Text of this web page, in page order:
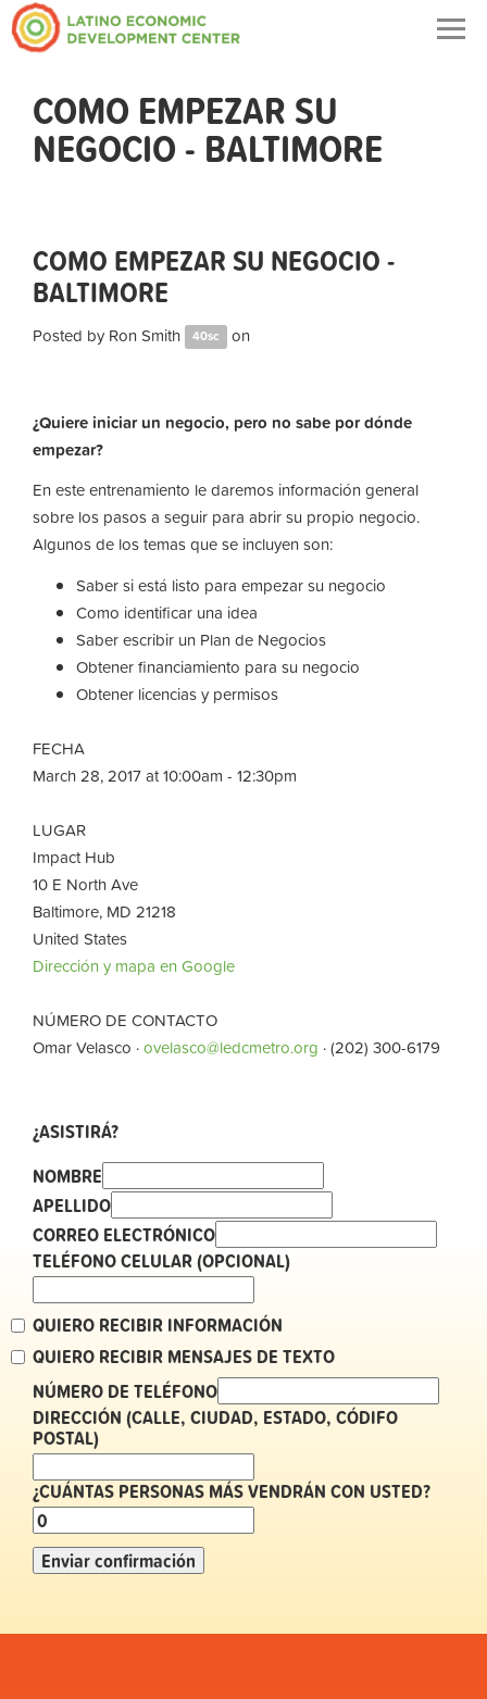
COMO EMPEZAR SU
NEGOCIO - BALTIMORE
COMO EMPEZAR SU NEGOCIO -
BALTIMORE
Posted by Ron Smith 40sc on
¿Quiere iniciar un negocio, pero no sabe por dónde
empezar?
En este entrenamiento le daremos información general
sobre los pasos a seguir para abrir su propio negocio.
Algunos de los temas que se incluyen son:
Saber si está listo para empezar su negocio
Como identificar una idea
Saber escribir un Plan de Negocios
Obtener financiamiento para su negocio
Obtener licencias y permisos
FECHA
March 28, 2017 at 10:00am - 12:30pm
LUGAR
Impact Hub
10 E North Ave
Baltimore, MD 21218
United States
Dirección y mapa en Google
NÚMERO DE CONTACTO
Omar Velasco ·ovelasco@ledcmetro.org · (202) 300-6179
¿ASISTIRÁ?
NOMBRE
APELLIDO
CORREO ELECTRÓNICO
TELÉFONO CELULAR (OPCIONAL)
QUIERO RECIBIR INFORMACIÓN
QUIERO RECIBIR MENSAJES DE TEXTO
NÚMERO DE TELÉFONO
DIRECCIÓN (CALLE, CIUDAD, ESTADO, CÓDIFO
POSTAL)
¿CUÁNTAS PERSONAS MÁS VENDRÁN CON USTED?